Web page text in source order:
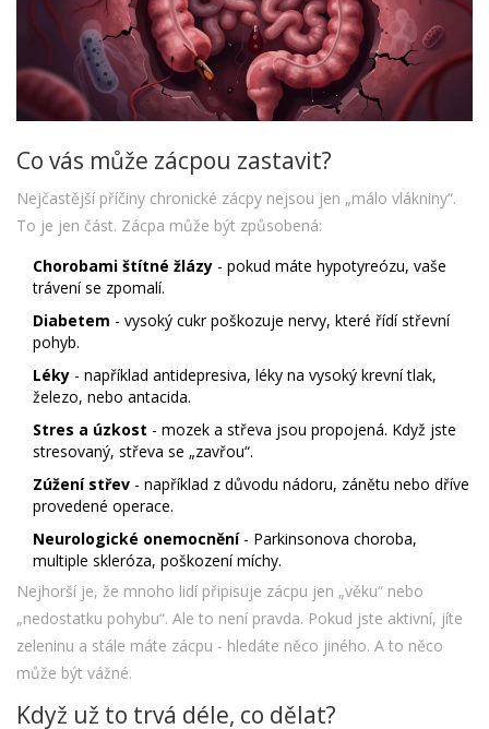
Co vás může zácpou zastavit?
Nejčastější příčiny chronické zácpy nejsou jen „málo vlákniny“.
To je jen část. Zácpa může být způsobená:
Chorobami štítné žlázy - pokud máte hypotyreózu, vaše
trávení se zpomalí.
Diabetem - vysoký cukr poškozuje nervy, které řídí střevní
pohyb.
Léky - například antidepresiva, léky na vysoký krevní tlak,
železo, nebo antacida.
Stres a úzkost - mozek a střeva jsou propojená. Když jste
stresovaný, střeva se „zavřou“.
Zúžení střev - například z důvodu nádoru, zánětu nebo dříve
provedené operace.
Neurologické onemocnění- Parkinsonova choroba,
multiple skleróza, poškození míchy.
Nejhorší je, že mnoho lidí připisuje zácpu jen „věku“ nebo
„nedostatku pohybu“. Ale to není pravda. Pokud jste aktivní, jíte
zeleninu a stále máte zácpu - hledáte něco jiného. A to něco
může být vážné.
Když už to trvá déle, co dělat?